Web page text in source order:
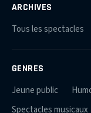
ARCHIVES
Tous les spectacles
GENRES
Jeune public
Spectacles musicaux